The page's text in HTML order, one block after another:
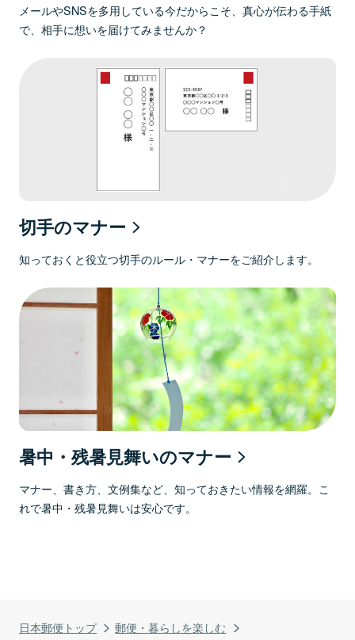
日本郵便トップ
郵便・暮らしを楽しむ
メールやSNSを多用している今だからこそ、真心が伝わる手紙
で、相手に想いを届けてみませんか？
切手のマナー
知っておくと役立つ切手のルール・マナーをご紹介します。
暑中・残暑見舞いのマナー
マナー、書き方、文例集など、知っておきたい情報を網羅。こ
れで暑中・残暑見舞いは安心です。